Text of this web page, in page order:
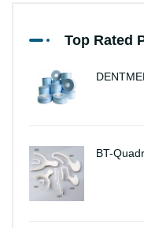
Top Rated
BT-